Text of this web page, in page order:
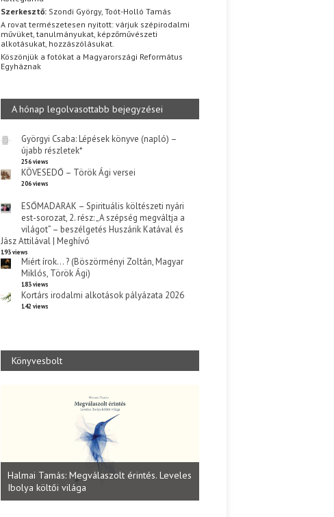
Szerkesztő: Szondi György, Toót-Holló Tamás
A rovat természetesen nyitott: várjuk szépirodalmi
művüket, tanulmányukat, képzőművészeti
alkotásukat, hozzászólásukat.
Köszönjük a fotókat a Magyarországi Református
Egyháznak
A hónap legolvasottabb bejegyzései
Györgyi Csaba: Lépések könyve (napló) –
újabb részletek*
256 views
KÖVESEDŐ – Török Ági versei
206 views
ESŐMADARAK – Spirituális költészeti nyári
est-sorozat, 2. rész: „A szépség megváltja a
világot” – beszélgetés Huszárik Katával és
Jász Attilával | Meghívó
193 views
Miért írok… ? (Böszörményi Zoltán, Magyar
Miklós, Török Ági)
183 views
Kortárs irodalmi alkotások pályázata 2026
142 views
Könyvesbolt
Halmai Tamás: Megválaszolt érintés. Leveles
Ibolya költői világa